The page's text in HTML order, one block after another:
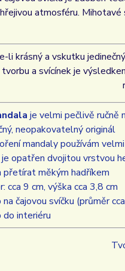
atmosféru.
li krásný a vskutku
a svícínek je
je velmi pečlivě
neopakovatelný originál
mandaly používám
opatřen dvojitou vrstvou
přetírat měkým hadříkem
cca 9 cm, výška cca 3,8 cm
na čajovou svíčku (průměr
do interiéru